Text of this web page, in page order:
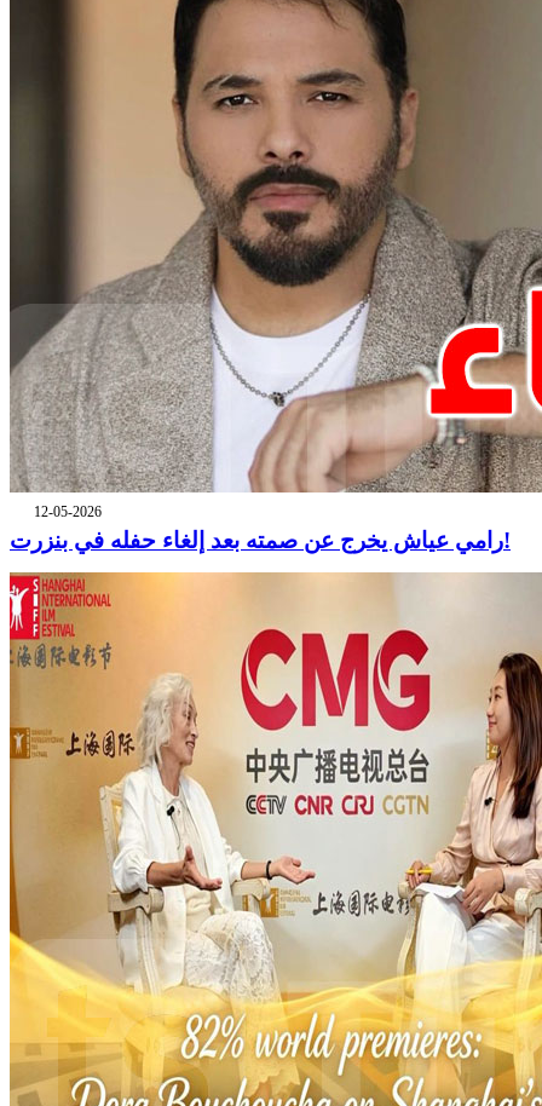
12-05-2026
رامي عياش يخرج عن صمته بعد إلغاء حفله في بنزرت!